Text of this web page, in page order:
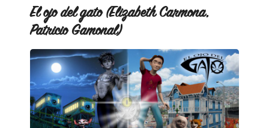
El ojo del gato (Elizabeth Carmona,
Patricio Gamonal)